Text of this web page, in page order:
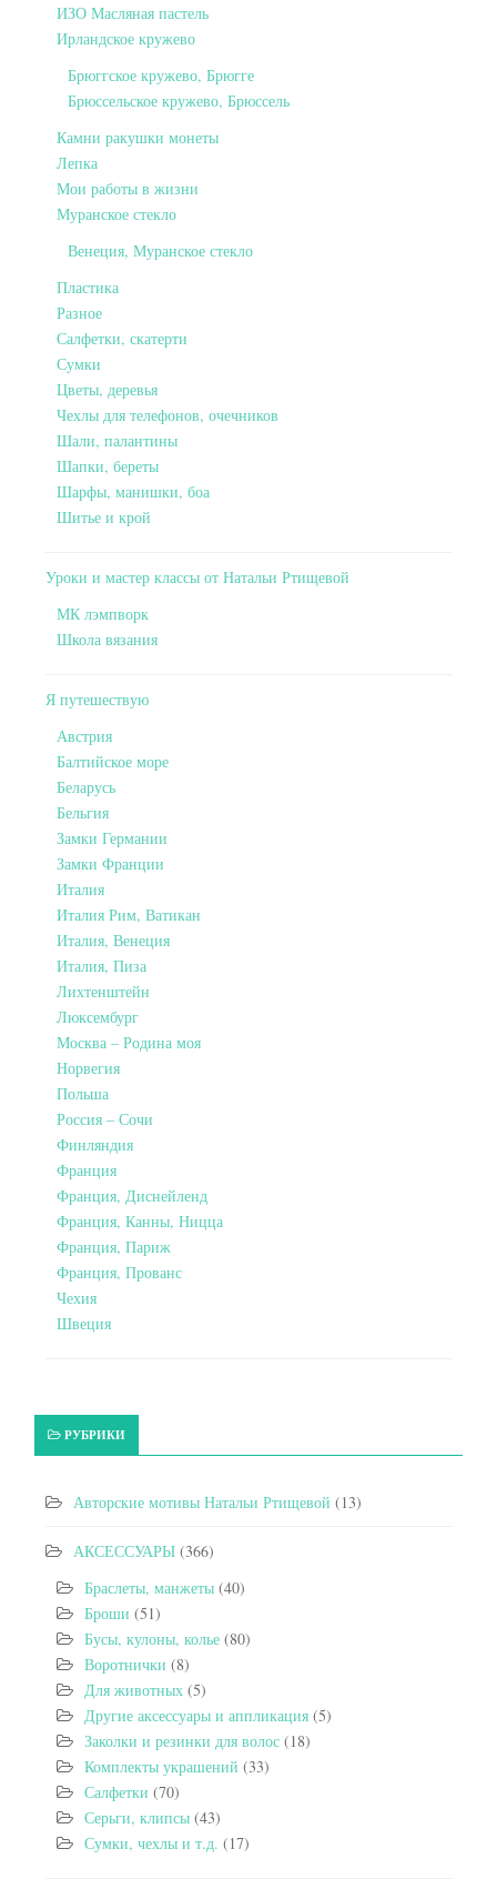
ИЗО Масляная пастель
Ирландское кружево
Брюггское кружево, Брюгге
Брюссельское кружево, Брюссель
Камни ракушки монеты
Лепка
Мои работы в жизни
Муранское стекло
Венеция, Муранское стекло
Пластика
Разное
Салфетки, скатерти
Сумки
Цветы, деревья
Чехлы для телефонов, очечников
Шали, палантины
Шапки, береты
Шарфы, манишки, боа
Шитье и крой
Уроки и мастер классы от Натальи Ртищевой
МК лэмпворк
Школа вязания
Я путешествую
Австрия
Балтийское море
Беларусь
Бельгия
Замки Германии
Замки Франции
Италия
Италия Рим, Ватикан
Италия, Венеция
Италия, Пиза
Лихтенштейн
Люксембург
Москва – Родина моя
Норвегия
Польша
Россия – Сочи
Финляндия
Франция
Франция, Диснейленд
Франция, Канны, Ницца
Франция, Париж
Франция, Прованс
Чехия
Швеция
РУБРИКИ
Авторские мотивы Натальи Ртищевой (13)
АКСЕССУАРЫ (366)
Браслеты, манжеты (40)
Броши (51)
Бусы, кулоны, колье (80)
Воротнички (8)
Для животных (5)
Другие аксессуары и аппликация (5)
Заколки и резинки для волос (18)
Комплекты украшений (33)
Салфетки (70)
Серьги, клипсы (43)
Сумки, чехлы и т.д. (17)